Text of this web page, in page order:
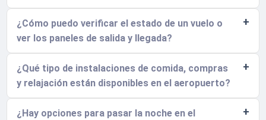
¿Cómo puedo verificar el estado de un vuelo o
ver los paneles de salida y llegada?
¿Qué tipo de instalaciones de comida, compras
y relajación están disponibles en el aeropuerto?
¿Hay opciones para pasar la noche en el